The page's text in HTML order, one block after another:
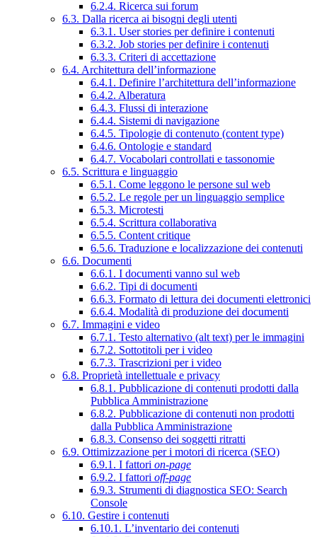
6.2.4. Ricerca sui forum
6.3. Dalla ricerca ai bisogni degli utenti
6.3.1. User stories per definire i contenuti
6.3.2. Job stories per definire i contenuti
6.3.3. Criteri di accettazione
6.4. Architettura dell’informazione
6.4.1. Definire l’architettura dell’informazione
6.4.2. Alberatura
6.4.3. Flussi di interazione
6.4.4. Sistemi di navigazione
6.4.5. Tipologie di contenuto (content type)
6.4.6. Ontologie e standard
6.4.7. Vocabolari controllati e tassonomie
6.5. Scrittura e linguaggio
6.5.1. Come leggono le persone sul web
6.5.2. Le regole per un linguaggio semplice
6.5.3. Microtesti
6.5.4. Scrittura collaborativa
6.5.5. Content critique
6.5.6. Traduzione e localizzazione dei contenuti
6.6. Documenti
6.6.1. I documenti vanno sul web
6.6.2. Tipi di documenti
6.6.3. Formato di lettura dei documenti elettronici
6.6.4. Modalità di produzione dei documenti
6.7. Immagini e video
6.7.1. Testo alternativo (alt text) per le immagini
6.7.2. Sottotitoli per i video
6.7.3. Trascrizioni per i video
6.8. Proprietà intellettuale e privacy
6.8.1. Pubblicazione di contenuti prodotti dalla
Pubblica Amministrazione
6.8.2. Pubblicazione di contenuti non prodotti
dalla Pubblica Amministrazione
6.8.3. Consenso dei soggetti ritratti
6.9. Ottimizzazione per i motori di ricerca (SEO)
6.9.1. I fattori on-page
6.9.2. I fattori off-page
6.9.3. Strumenti di diagnostica SEO: Search
Console
6.10. Gestire i contenuti
6.10.1. L’inventario dei contenuti